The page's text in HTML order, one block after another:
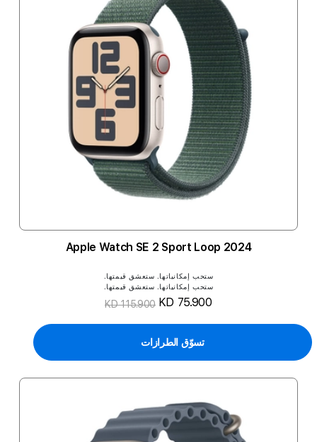
2024 Apple Watch SE 2 Sport Loop
ستحب إمكانياتها. ستعشق قيمتها.
ستحب إمكانياتها. ستعشق قيمتها.
KD 75.900
KD 115.900
تسوّق الطرازات